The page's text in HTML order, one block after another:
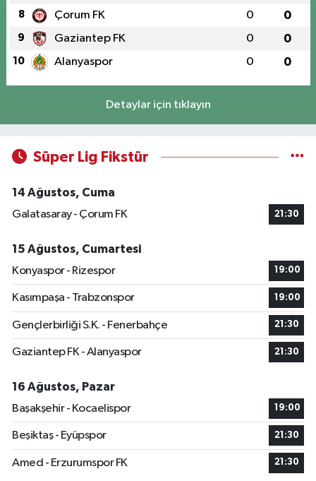
8 Çorum FK 0 0
9 Gaziantep FK 0 0
10 Alanyaspor 0 0
Detaylar için tıklayın
Süper Lig Fikstür
14 Ağustos, Cuma
Galatasaray - Çorum FK
21:30
15 Ağustos, Cumartesi
Konyaspor - Rizespor
19:00
Kasımpaşa - Trabzonspor 19:00
Gençlerbirliği S.K. - Fenerbahçe 21:30
Gaziantep FK - Alanyaspor 21:30
16 Ağustos, Pazar
Başakşehir - Kocaelispor
19:00
Beşiktaş - Eyüpspor 21:30
Amed - Erzurumspor FK 21:30